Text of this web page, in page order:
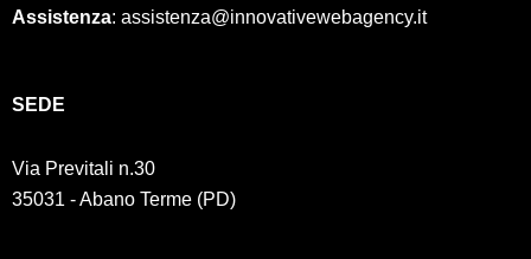
Assistenza: assistenza@innovativewebagency.it
SED E
Via Previtali n.30
35031 - Abano Terme (PD)